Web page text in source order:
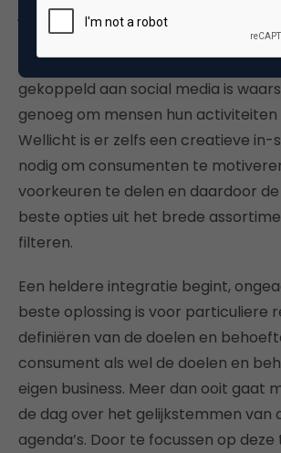
journey kent. Met behulp van deze
een geschikte strategie en
voor mobile gecreëerd worden. Een
gekoppeld aan social media is
genoeg om mensen hun
Wellicht is er zelfs een creatieve in-
nodig om consumenten te
voorkeuren te delen en daardoor
beste opties uit het brede
filteren.
Een heldere integratie begint,
beste oplossing is voor particuliere
definiëren van de doelen en
consument als wel de doelen en
eigen business. Meer dan ooit gaat
de dag over het gelijkstemmen van
agenda’s. Door te focussen op